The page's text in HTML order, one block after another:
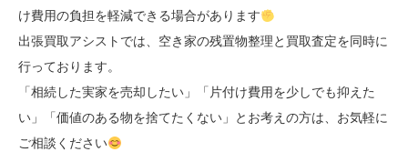
け費用の負担を軽減できる場合があります
出張買取アシストでは、空き家の残置物整理と買取査定を同時に
行っております。
「相続した実家を売却したい」「片付け費用を少しでも抑えた
い」「価値のある物を捨てたくない」とお考えの方は、お気軽に
ご相談ください